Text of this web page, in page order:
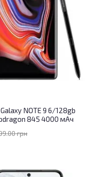
NOTE 9 6/128gb
845 4000 мАч
грн